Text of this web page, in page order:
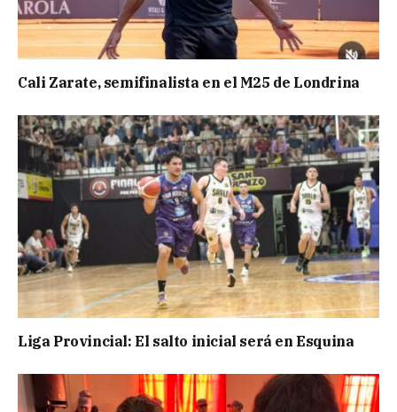
Cali Zarate, semifinalista en el M25 de Londrina
Liga Provincial: El salto inicial será en Esquina